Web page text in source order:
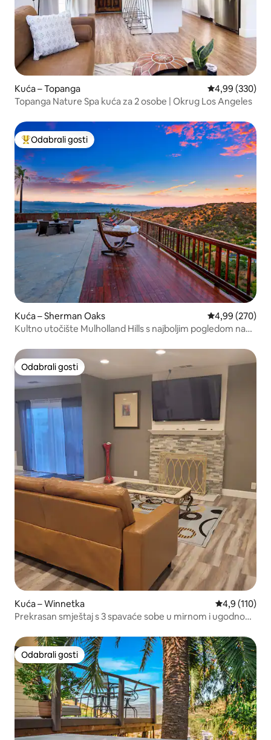
Kuća – Topanga Prosječna
4,99 (330)
Topanga Nature Spa kuća za 2 osobe | Okrug Los Angeles
Među najviše rangiranima s oznakom „Odabrali gosti”
Odabrali gosti
Kuća – Sherman Oaks Prosječna
4,99 (270)
Kultno utočište Mulholland Hills s najboljim pogledom na
Odabrali gosti
Odabrali gosti
Kuća – Winnetka Prosječna
4,9 (110)
Prekrasan smještaj s 3 spavaće sobe u mirnom i ugodnom
Odabrali gosti
Odabrali gosti